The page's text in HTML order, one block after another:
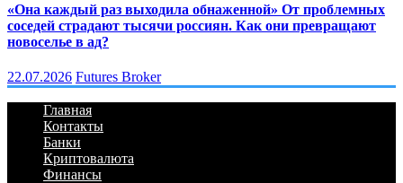
«Она каждый раз выходила обнаженной» От проблемных
соседей страдают тысячи россиян. Как они превращают
новоселье в ад?
22.07.2026 Futures Broker
Главная
Контакты
Банки
Криптовалюта
Финансы